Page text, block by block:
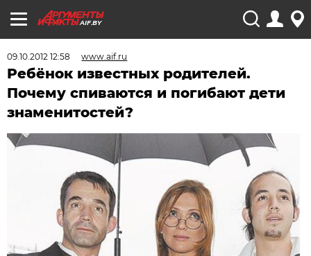
AIF.BY
09.10.2012 12:58 www.aif.ru
Ребёнок известных родителей.
Почему спиваются и погибают дети
знаменитостей?